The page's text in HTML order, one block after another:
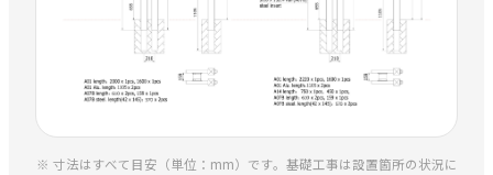
※ 寸法はすべて目安（単位：mm）です。基礎工事は設置箇所の状況に